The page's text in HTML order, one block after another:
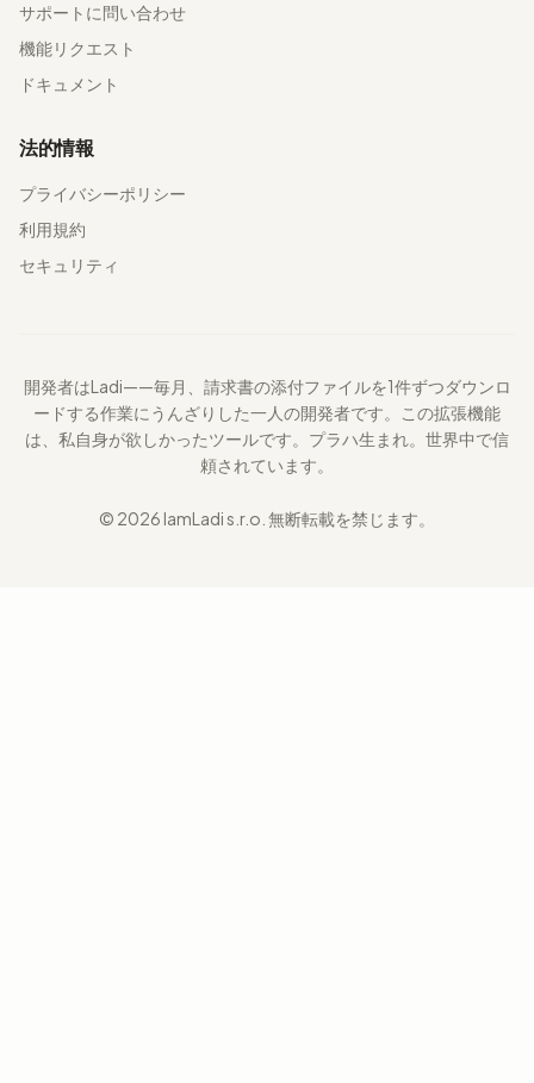
サポートに問い合わせ
機能リクエスト
ドキュメント
法的情報
プライバシーポリシー
利用規約
セキュリティ
開発者はLadi——毎月、請求書の添付ファイルを1件ずつダウンロ
ードする作業にうんざりした一人の開発者です。この拡張機能
は、私自身が欲しかったツールです。プラハ生まれ。世界中で信
頼されています。
© 2026 IamLadi s.r.o. 無断転載を禁じます。